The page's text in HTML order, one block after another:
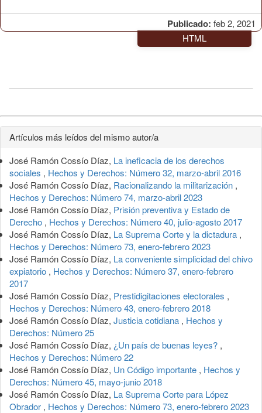
Publicado: feb 2, 2021
HTML
Detalles
del
artículo
Artículos más leídos del mismo autor/a
José Ramón Cossío Díaz, La ineficacia de los derechos
sociales , Hechos y Derechos: Número 32, marzo-abril 2016
José Ramón Cossío Díaz, Racionalizando la militarización ,
Hechos y Derechos: Número 74, marzo-abril 2023
José Ramón Cossío Díaz, Prisión preventiva y Estado de
Derecho , Hechos y Derechos: Número 40, julio-agosto 2017
José Ramón Cossío Díaz, La Suprema Corte y la dictadura ,
Hechos y Derechos: Número 73, enero-febrero 2023
José Ramón Cossío Díaz, La conveniente simplicidad del chivo
expiatorio , Hechos y Derechos: Número 37, enero-febrero
2017
José Ramón Cossío Díaz, Prestidigitaciones electorales ,
Hechos y Derechos: Número 43, enero-febrero 2018
José Ramón Cossío Díaz, Justicia cotidiana , Hechos y
Derechos: Número 25
José Ramón Cossío Díaz, ¿Un país de buenas leyes? ,
Hechos y Derechos: Número 22
José Ramón Cossío Díaz, Un Código importante , Hechos y
Derechos: Número 45, mayo-junio 2018
José Ramón Cossío Díaz, La Suprema Corte para López
Obrador , Hechos y Derechos: Número 73, enero-febrero 2023